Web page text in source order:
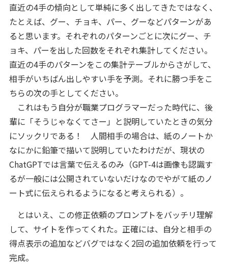
直近の4手の傾向として単純に多く出してきたではなく、
たとえば、グー、チョキ、パー、グーなどパターンがあ
ると思います。それぞれのパターンごとに次にグー、チ
ョキ、パーを出した回数をそれぞれ集計してください。
直近の4手のパターンをこの集計テーブルからさがして、
相手がいちばん出しやすい手を予測。それに勝つ手をこ
ちらの次の手としてください。
これはもう自分が職業プログラマーだった時代に、後
輩に「そうじゃなくてさー」と説明していたときの気分
にソックリである！ 人間相手の場合は、紙のノートか
なにかに鉛筆で描いて説明していたわけだが、現状の
ChatGPTでは言葉で伝えるのみ（GPT-4は画像も認識す
るが一般には公開されていないだけなのでやがて紙のノ
ート式に伝えられるようになると考えられる）。
とはいえ、この修正依頼のプロンプトをバッチリ理解
して、サイトを作ってくれた。正確には、自分と相手の
得点表示の追加などバグではなく2回の追加依頼を行って
完成。